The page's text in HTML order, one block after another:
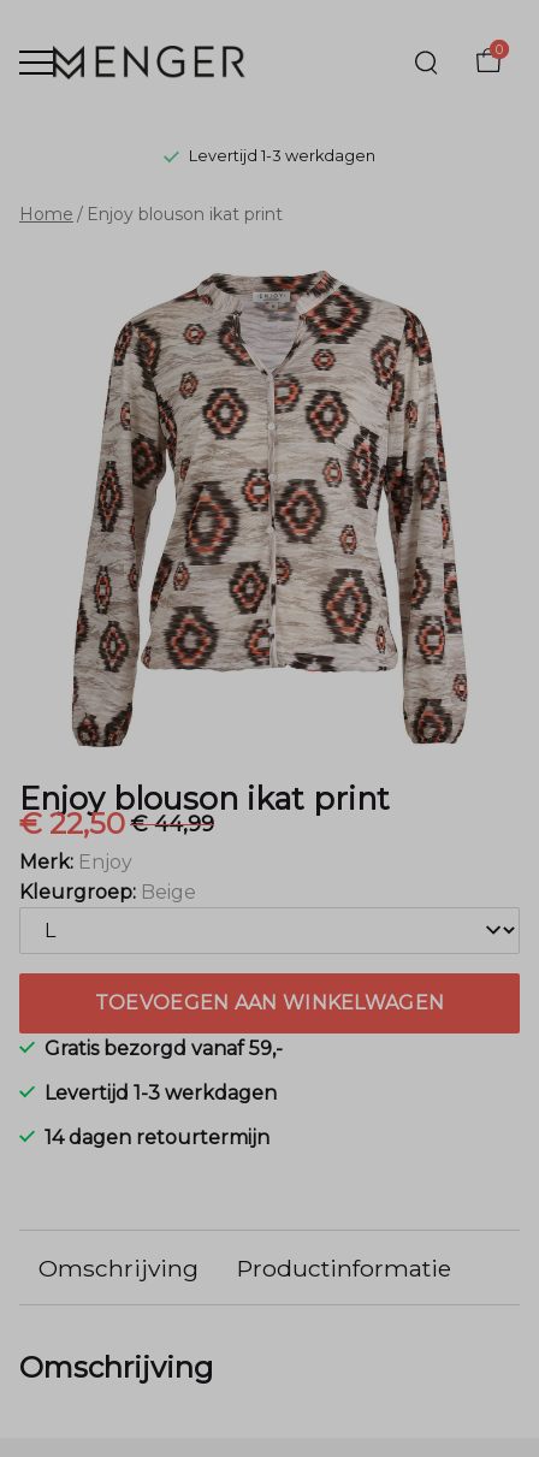
0
Levertijd 1-3 werkdagen
Enjoy
blouson
print
Menger
Mode
Home Enjoy blouson ikat print
Enjoy blouson ikat print
€ 22,50€ 44,99
Merk: Enjoy
Kleurgroep: Beige
TOEVOEGEN AAN WINKELWAGEN
Gratis bezorgd vanaf 59,-
Levertijd 1-3 werkdagen
14 dagen retourtermijn
Omschrijving Productinformatie
Omschrijving